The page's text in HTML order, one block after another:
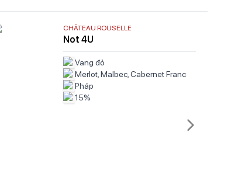
CHÂTEAU ROUSELLE
Not 4U
Vang đỏ
Merlot, Malbec, Cabernet Franc
Pháp
15%